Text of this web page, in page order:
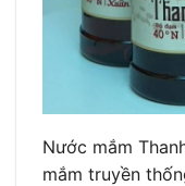
Nước mắm
mắm truyền